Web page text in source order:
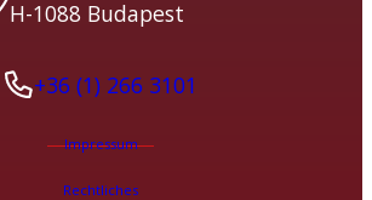
H-1088 Budapest
+36 (1) 266 3101
Impressum
Rechtliches